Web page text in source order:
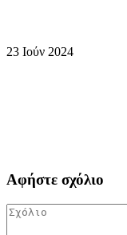
23 Ιούν 2024
Αφήστε σχόλιο